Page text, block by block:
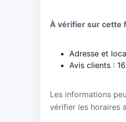
À vérifier sur cette
Adresse et
Avis clients :
Les informations
vérifier les horaires